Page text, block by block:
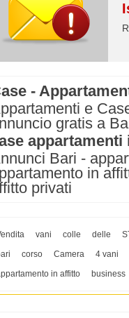
-
e
gratis a
appartamenti
Bari -
in
privati
vani colle delle
corso Camera
4 vani
in affitto
business